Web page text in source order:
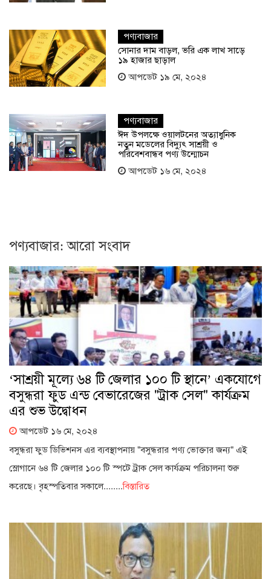
পণ্যবাজার
সোনার দাম বাড়ল, ভ‌রি এক লাখ সাড়ে
১৯ হাজার ছাড়াল
আপডেট ১৯ মে, ২০২৪
পণ্যবাজার
ঈদ উপলক্ষে ওয়ালটনের অত্যাধুনিক
নতুন মডেলের বিদ্যুৎ সাশ্রয়ী ও
পরিবেশবান্ধব পণ্য উন্মোচন
আপডেট ১৬ মে, ২০২৪
পণ্যবাজার: আরো সংবাদ
‘সাশ্রয়ী মূল্যে ৬৪ টি জেলার ১০০ টি স্থানে’ একযোগে
বসুন্ধরা ফুড এন্ড বেভারেজের "ট্রাক সেল" কার্যক্রম
এর শুভ উদ্বোধন
আপডেট ১৬ মে, ২০২৪
বসুন্ধরা ফুড ডিভিশনস এর ব্যবস্থাপনায় "বসুন্ধরার পণ্য ভোক্তার জন্য" এই
স্লোগানে ৬৪ টি জেলার ১০০ টি স্পটে ট্রাক সেল কার্যক্রম পরিচালনা শুরু
করেছে। বৃহস্পতিবার সকালে........বিস্তারিত